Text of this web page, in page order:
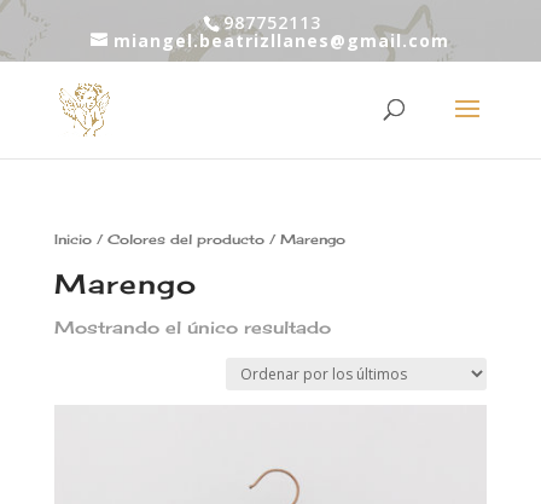
987752113
miangel.beatrizllanes@gmail.com
Inicio/ Colores del producto / Marengo
Marengo
Mostrando el único resultado